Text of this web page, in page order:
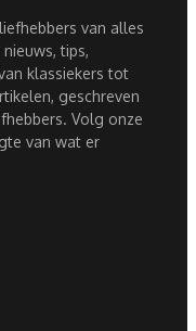
van alles
tips,
klassiekers tot
geschreven
Volg onze
van wat er